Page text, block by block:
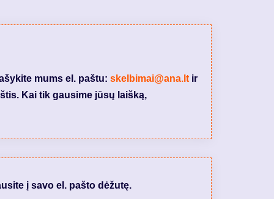
mums el. paštu: skelbimai@ana.ltir
Kai tik gausime jūsų laišką,
į savo el. pašto dėžutę.